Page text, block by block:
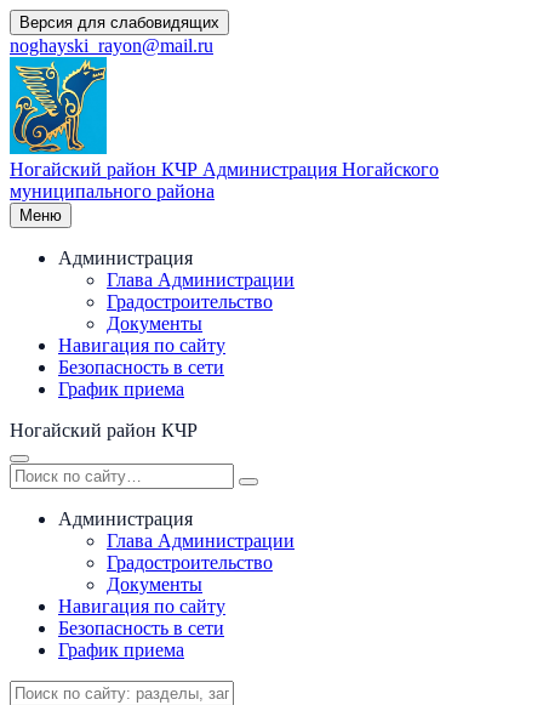
Перейти
к
содержимому
Версия для слабовидящих
noghayski_rayon@mail.ru
Ногайский район КЧР Администрация Ногайского
муниципального района
Меню
Администрация
Глава Администрации
Градостроительство
Документы
Навигация по сайту
Безопасность в сети
График приема
Ногайский район КЧР
Администрация
Глава Администрации
Градостроительство
Документы
Навигация по сайту
Безопасность в сети
График приема